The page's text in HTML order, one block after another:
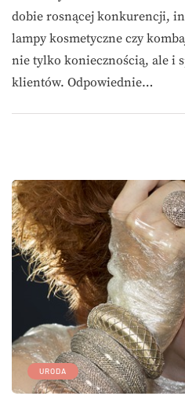
dobie rosnącej konkurencji,
lampy kosmetyczne czy
nie tylko koniecznością, ale i
klientów. Odpowiednie…
URODA